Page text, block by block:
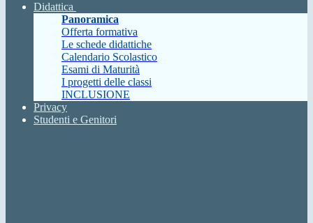
Didattica
Panoramica
Offerta formativa
Le schede didattiche
Calendario Scolastico
Esami di Maturità
I progetti delle classi
INCLUSIONE
Privacy
Studenti e Genitori